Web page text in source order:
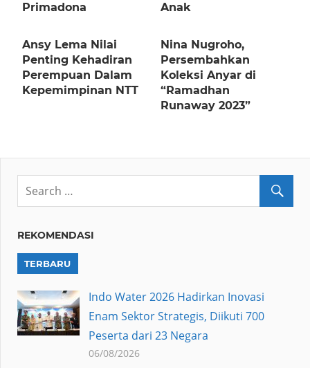
Primadona
Anak
Ansy Lema Nilai
Penting Kehadiran
Perempuan Dalam
Kepemimpinan NTT
Nina Nugroho,
Persembahkan
Koleksi Anyar di
“Ramadhan
Runaway 2023”
REKOMENDASI
TERBARU
Indo Water 2026 Hadirkan Inovasi
Enam Sektor Strategis, Diikuti 700
Peserta dari 23 Negara
06/08/2026